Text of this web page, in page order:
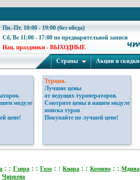
Пн.-Пт. 10:00 - 19:00 (без обеда)
Сб, Вс 11:00 - 17:00 по предварительной записи
Нац. праздники - ВЫХОДНЫЕ
Страны Акции и скидки
модуле
цене!
Турция.
Лучшие цены
от ведущих туроператоров.
Смотрите цены в нашем модуле
поиска туров
Покупайте по лучшей цене!
: : Гзира : : Гозо : : Квара : : Комино : : Мдина
Чиркева